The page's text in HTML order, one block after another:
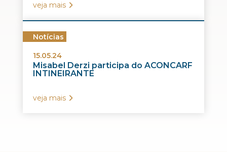
veja mais
Notícias
15.05.24
Misabel Derzi participa do ACONCARF
INTINEIRANTE
veja mais